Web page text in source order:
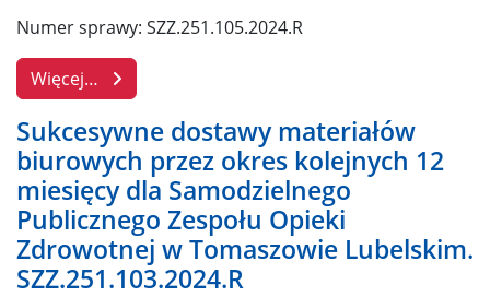
Numer sprawy: SZZ.251.105.2024.R
Więcej…
Sukcesywne dostawy materiałów
biurowych przez okres kolejnych 12
miesięcy dla Samodzielnego
Publicznego Zespołu Opieki
Zdrowotnej w Tomaszowie Lubelskim.
SZZ.251.103.2024.R